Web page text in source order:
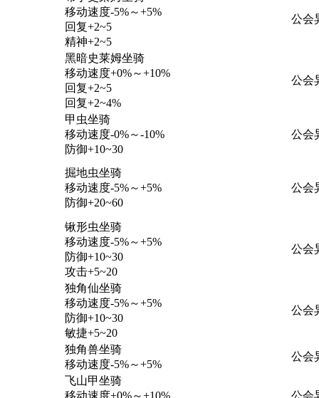
移动速度-5%～+5%
回复+2~5
精神+2~5
公会
黑暗史莱姆坐骑
移动速度+0%～+10%
回复+2~5
回复+2~4%
公会
甲虫坐骑
移动速度-0%～-10%
防御+10~30
公会
掘地虫坐骑
移动速度-5%～+5%
防御+20~60
公会
锹形虫坐骑
移动速度-5%～+5%
防御+10~30
攻击+5~20
公会
独角仙坐骑
移动速度-5%～+5%
防御+10~30
敏捷+5~20
公会
独角兽坐骑
移动速度-5%～+5%
公会
飞山甲坐骑
移动速度+0%～+10%
公会